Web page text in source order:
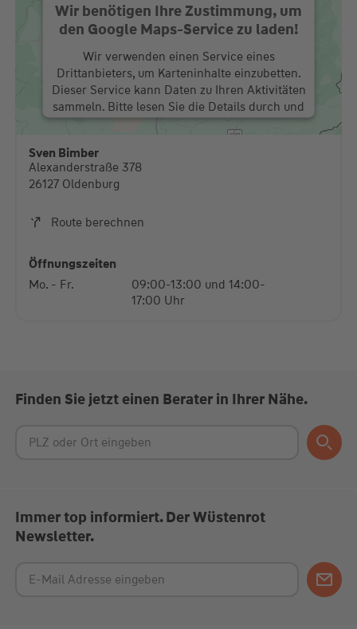
Wir benötigen Ihre Zustimmung, um
den Google Maps-Service zu laden!
Wir verwenden einen Service eines
Drittanbieters, um Karteninhalte einzubetten.
Dieser Service kann Daten zu Ihren Aktivitäten
sammeln. Bitte lesen Sie die Details durch und
stimmen Sie der Nutzung des Service zu, um
diese Karte anzuzeigen.
Mehr Informationen
Sven Bimber
Alexanderstraße 378
26127 Oldenburg
Route berechnen
Öffnungszeiten
Mo. - Fr.
09:00-13:00 und 14:00-
17:00 Uhr
Finden Sie jetzt einen Berater in Ihrer Nähe.
Immer top informiert. Der Wüstenrot
Newsletter.